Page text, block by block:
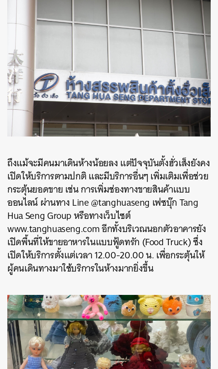
ถึงแม้จะมีคนมาเดินห้างน้อยลง แต่ปัจจุบันตั้งฮั่วเส็งยังคง
เปิดให้บริการตามปกติ และมีบริการอื่นๆ เพิ่มเติมเพื่อช่วย
กระตุ้นยอดขาย เช่น การเพิ่มช่องทางขายสินค้าแบบ
ออนไลน์ ผ่านทาง Line @tanghuaseng เฟซบุ๊ก Tang
Hua Seng Group หรือทางเว็บไซต์
www.tanghuaseng.com อีกทั้งบริเวณนอกตัวอาคารยัง
เปิดพื้นที่ให้ขายอาหารในแบบฟู้ดทรัก (Food Truck) ซึ่ง
เปิดให้บริการตั้งแต่เวลา 12.00-20.00 น. เพื่อกระตุ้นให้
ผู้คนเดินทางมาใช้บริการในห้างมากยิ่งขึ้น
ค้นหา
SHARE TWEET LINE EMAIL